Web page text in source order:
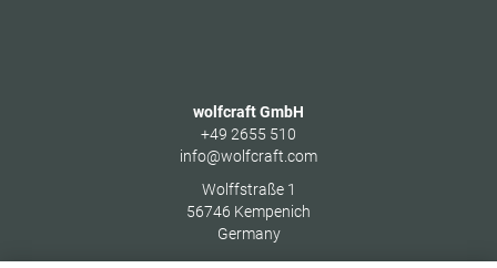
wolfcraft GmbH
+49 2655 510
info@wolfcraft.com
Wolffstraße 1
56746 Kempenich
Germany